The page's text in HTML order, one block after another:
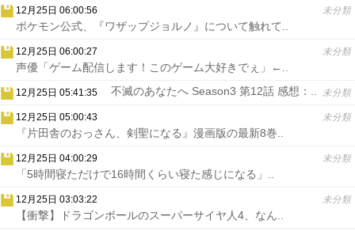
12月25日 06:00:56 未分類
ポケモン公式、『ワザップジョルノ』について触れて..
12月25日 06:00:27 未分類
声優「ゲーム配信します！このゲーム大好きでぇ」←..
12月25日 05:41:35 未分類
不滅のあなたへ Season3 第12話 感想：..
12月25日 05:00:43 未分類
『片田舎のおっさん、剣聖になる』漫画版の最新8巻..
12月25日 04:00:29 未分類
「5時間寝ただけで16時間くらい寝た感じになる」..
12月25日 03:03:22 未分類
【衝撃】ドラゴンボールのスーパーサイヤ人4、なん..